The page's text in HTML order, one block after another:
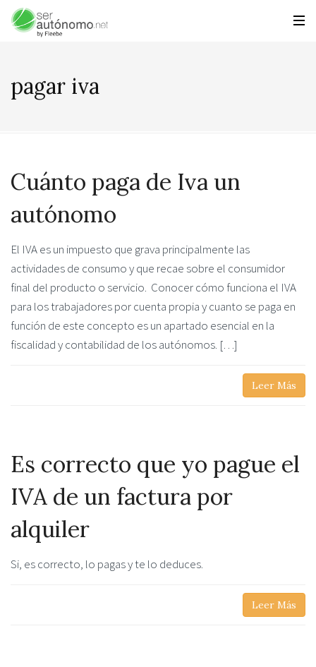
pagar iva
Cuánto paga de Iva un
autónomo
El IVA es un impuesto que grava principalmente las
actividades de consumo y que recae sobre el consumidor
final del producto o servicio. Conocer cómo funciona el IVA
para los trabajadores por cuenta propia y cuanto se paga en
función de este concepto es un apartado esencial en la
fiscalidad y contabilidad de los autónomos. […]
Leer Más
Es correcto que yo pague el
IVA de un factura por
alquiler
Si, es correcto, lo pagas y te lo deduces.
Leer Más